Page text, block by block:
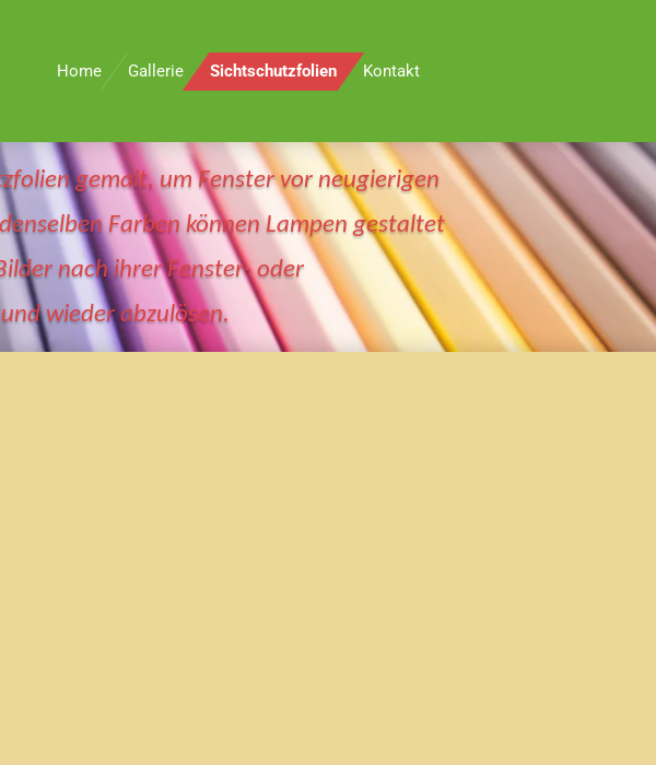
Home Gallerie Sichtschutzfolien Kontakt
gemalt, um Fenster vor neugierigen
Farben können Lampen gestaltet
nach ihrer Fenster- oder
wieder abzulösen.